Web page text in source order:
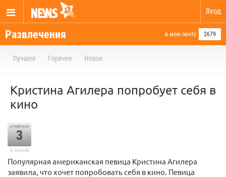
Вход
Развлечения в мою ленту 2679
Лучшее Горячее Новое
Кристина Агилера попробует себя в
кино
отметили
3
в архиве
Популярная американская певица Кристина Агилера
заявила, что хочет попробовать себя в кино. Певица